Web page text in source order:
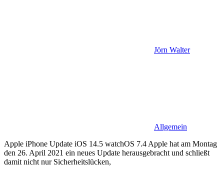
Jörn Walter
Allgemein
Apple iPhone Update iOS 14.5 watchOS 7.4 Apple hat am Montag
den 26. April 2021 ein neues Update herausgebracht und schließt
damit nicht nur Sicherheitslücken,